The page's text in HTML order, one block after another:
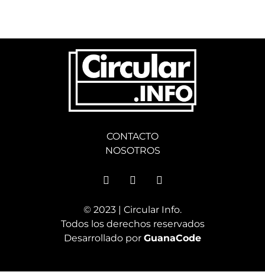
CONTACTO
NOSOTROS
© 2023 | Circular Info.
Todos los derechos reservados
Desarrollado por GuanaCode